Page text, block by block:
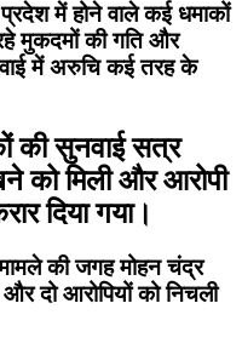
में होने वाले कई धमाकों
मुकदमों की गति और
में अरुचि कई तरह के
की सुनवाई सत्र
को मिली और आरोपी
दिया गया।
की जगह मोहन चंद्र
दो आरोपियों को निचली